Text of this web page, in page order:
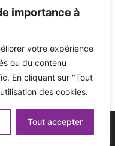
importance à
votre expérience
ou du contenu
En cliquant sur "Tout
des cookies.
Tout accepter
l'Ohio après la